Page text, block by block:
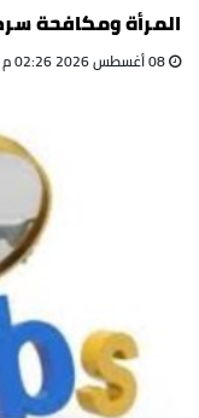
المرأة ومكافحة